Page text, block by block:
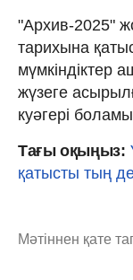
"Архив-2025"
тарихына
мүмкіндіктер
жүзеге
куәгері
Тағы оқыңыз:
қатысты тың
Мәтіннен қате